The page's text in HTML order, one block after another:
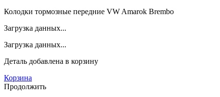
Колодки тормозные передние VW Amarok Brembo
Загрузка данных...
Загрузка данных...
Деталь добавлена в корзину
Корзина
Продолжить